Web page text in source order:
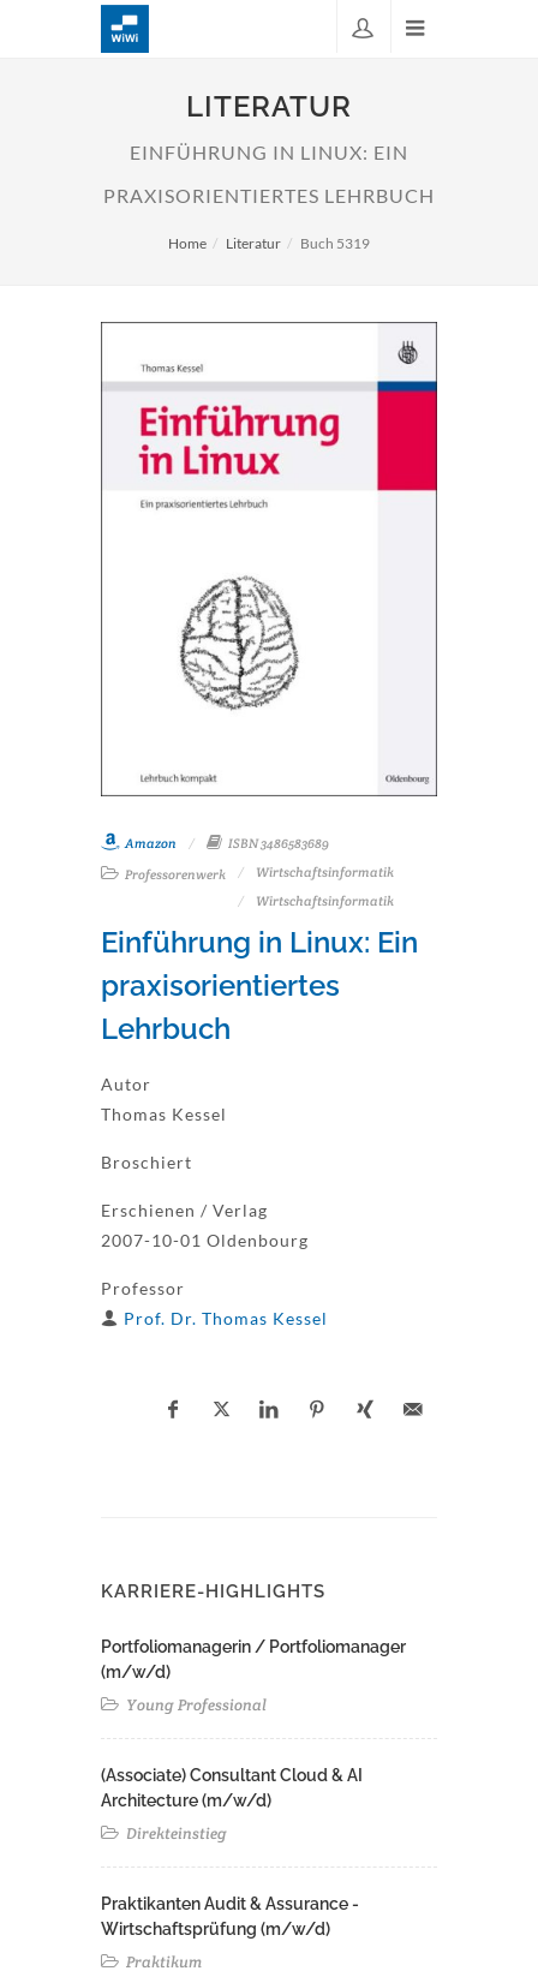
LITERATUR
EINFÜHRUNG IN LINUX: EIN
PRAXISORIENTIERTES LEHRBUCH
Home Literatur Buch 5319
Amazon
ISBN 3486583689
Professorenwerk
Wirtschaftsinformatik
Wirtschaftsinformatik
Einführung in Linux: Ein
praxisorientiertes
Lehrbuch
Autor
Thomas Kessel
Broschiert
Erschienen / Verlag
2007-10-01 Oldenbourg
Professor
Prof. Dr. Thomas Kessel
KARRIERE-HIGHLIGHTS
Portfoliomanagerin / Portfoliomanager
(m/w/d)
Young Professional
(Associate) Consultant Cloud & AI
Architecture (m/w/d)​ ​
Direkteinstieg
Praktikanten Audit & Assurance -
Wirtschaftsprüfung (m/w/d)
Praktikum